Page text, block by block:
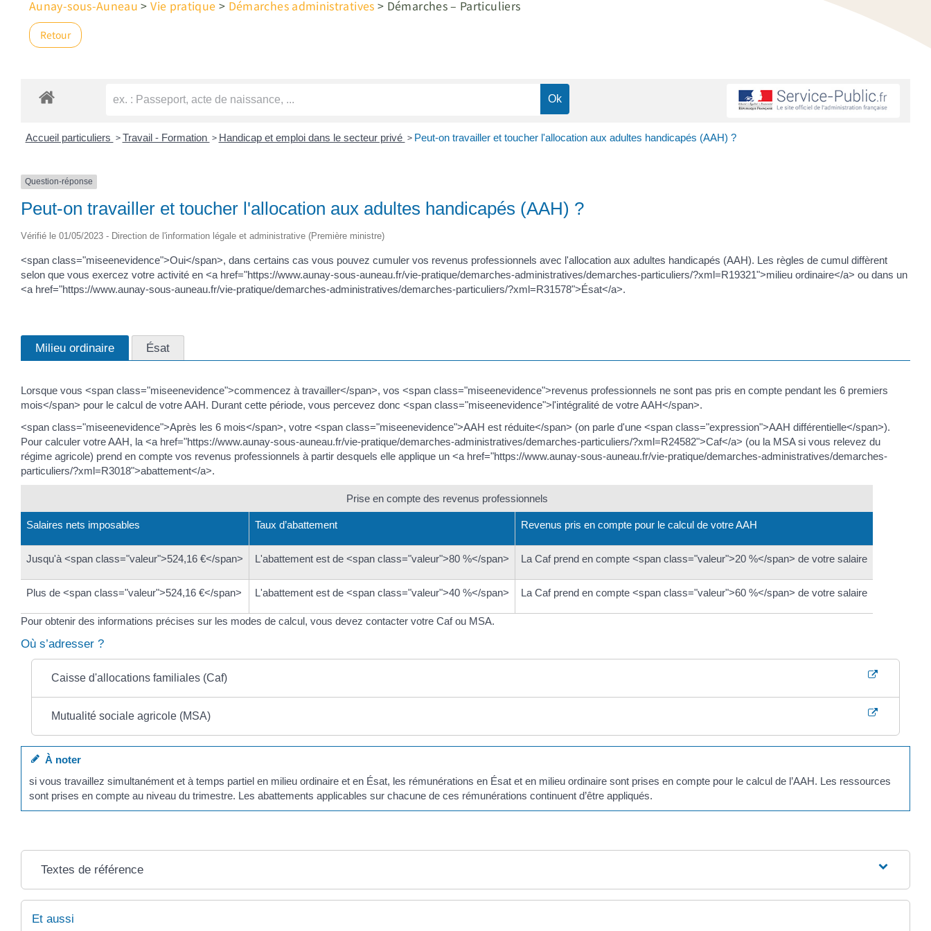
Aunay-sous-Auneau >Vie pratique > Démarches administratives > Démarches – Particuliers
Retour
Accueil particuliers > Travail - Formation > Handicap et emploi dans le secteur privé > Peut-on travailler et toucher l'allocation aux adultes handicapés (AAH) ?
Question-réponse
Peut-on travailler et toucher l'allocation aux adultes handicapés (AAH) ?
Vérifié le 01/05/2023 - Direction de l'information légale et administrative (Première ministre)
<span class="miseenevidence">Oui</span>, dans certains cas vous pouvez cumuler vos revenus professionnels avec l'allocation aux adultes handicapés (AAH). Les règles de cumul diffèrent
selon que vous exercez votre activité en <a href="https://www.aunay-sous-auneau.fr/vie-pratique/demarches-administratives/demarches-particuliers/?xml=R19321">milieu ordinaire</a> ou dans un
<a href="https://www.aunay-sous-auneau.fr/vie-pratique/demarches-administratives/demarches-particuliers/?xml=R31578">Ésat</a>.
Milieu ordinaire Ésat
Lorsque vous <span class="miseenevidence">commencez à travailler</span>, vos <span class="miseenevidence">revenus professionnels ne sont pas pris en compte pendant les 6 premiers
mois</span> pour le calcul de votre AAH. Durant cette période, vous percevez donc <span class="miseenevidence">l'intégralité de votre AAH</span>.
<span class="miseenevidence">Après les 6 mois</span>, votre <span class="miseenevidence">AAH est réduite</span> (on parle d'une <span class="expression">AAH différentielle</span>).
Pour calculer votre AAH, la <a href="https://www.aunay-sous-auneau.fr/vie-pratique/demarches-administratives/demarches-particuliers/?xml=R24582">Caf</a> (ou la MSA si vous relevez du
régime agricole) prend en compte vos revenus professionnels à partir desquels elle applique un <a href="https://www.aunay-sous-auneau.fr/vie-pratique/demarches-administratives/demarches-
particuliers/?xml=R3018">abattement</a>.
Prise en compte des revenus professionnels
Salaires nets imposables Taux d’abattement Revenus pris en compte pour le calcul de votre AAH
Jusqu'à <span class="valeur">524,16 €</span> L'abattement est de <span class="valeur">80 %</span> La Caf prend en compte <span class="valeur">20 %</span> de votre salaire
Plus de <span class="valeur">524,16 €</span> L'abattement est de <span class="valeur">40 %</span> La Caf prend en compte <span class="valeur">60 %</span> de votre salaire
Pour obtenir des informations précises sur les modes de calcul, vous devez contacter votre Caf ou MSA.
Où s’adresser ?
Caisse d'allocations familiales (Caf)
Mutualité sociale agricole (MSA)
À noter
si vous travaillez simultanément et à temps partiel en milieu ordinaire et en Ésat, les rémunérations en Ésat et en milieu ordinaire sont prises en compte pour le calcul de l’AAH. Les ressources
sont prises en compte au niveau du trimestre. Les abattements applicables sur chacune de ces rémunérations continuent d’être appliqués.
Textes de référence
Et aussi